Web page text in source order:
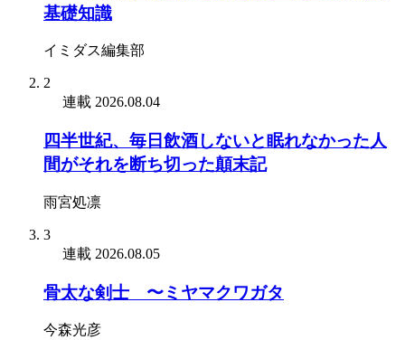
基礎知識
イミダス編集部
2
連載 2026.08.04
四半世紀、毎日飲酒しないと眠れなかった人
間がそれを断ち切った顛末記
雨宮処凛
3
連載 2026.08.05
骨太な剣士 〜ミヤマクワガタ
今森光彦